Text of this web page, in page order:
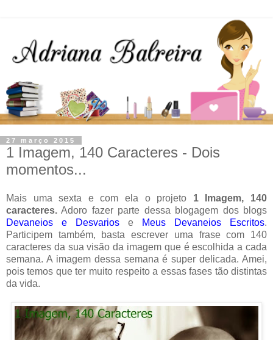
27 março 2015
1 Imagem, 140 Caracteres - Dois
momentos...
Mais uma sexta e com ela o projeto 1 Imagem, 140
caracteres. Adoro fazer parte dessa blogagem dos blogs
Devaneios e Desvarios e Meus Devaneios Escritos.
Participem também, basta escrever uma frase com 140
caracteres da sua visão da imagem que é escolhida a cada
semana. A imagem dessa semana é super delicada. Amei,
pois temos que ter muito respeito a essas fases tão distintas
da vida.